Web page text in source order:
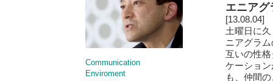
Communication
Enviroment
エニアグ
[13.08.04]
土曜日に
ニアグラ
互いの性
ケーショ
も、仲間